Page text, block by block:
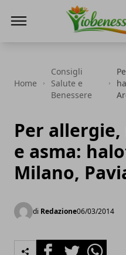
Home
Consigli
Salute e
Benessere
Per
e asma:
Milano,
di Redazione06/03/2014
FacebookTwitterWhatsapp